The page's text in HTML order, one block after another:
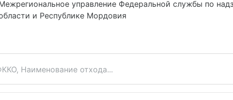
управление Федеральной службы по
и Республике Мордовия
Наименование отхода...